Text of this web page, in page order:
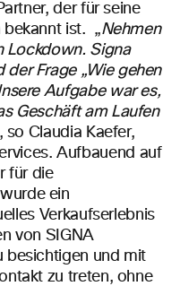
der für seine
bekannt ist. „Nehmen
Lockdown. Signa
Frage „Wie gehen
Aufgabe war es,
Geschäft am Laufen
so Claudia Kaefer,
Aufbauend auf
für die
ein
Verkaufserlebnis
von SIGNA
besichtigen und mit
zu treten, ohne